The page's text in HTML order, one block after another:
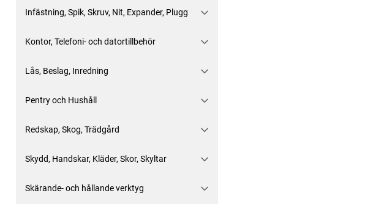
Infästning, Spik, Skruv, Nit, Expander, Plugg
Kontor, Telefoni- och datortillbehör
Lås, Beslag, Inredning
Pentry och Hushåll
Redskap, Skog, Trädgård
Skydd, Handskar, Kläder, Skor, Skyltar
Skärande- och hållande verktyg